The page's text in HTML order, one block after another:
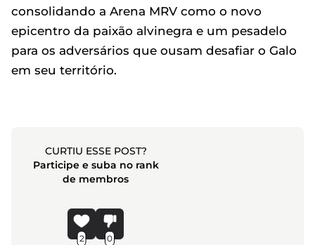
consolidando a Arena MRV como o novo
epicentro da paixão alvinegra e um pesadelo
para os adversários que ousam desafiar o Galo
em seu território.
CURTIU ESSE POST?
Participe e suba no rank
de membros
2 0